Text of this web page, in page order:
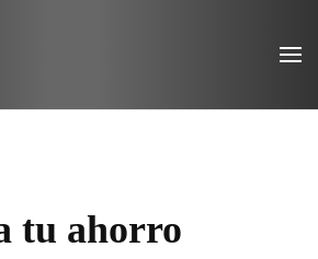
tu ahorro